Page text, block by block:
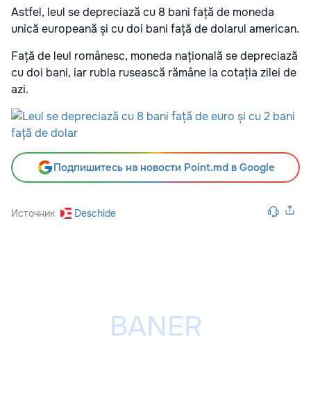
Astfel, leul se depreciază cu 8 bani față de moneda
unică europeană și cu doi bani față de dolarul american.
Față de leul românesc, moneda națională se depreciază
cu doi bani, iar rubla rusească rămâne la cotația zilei de
azi.
Подпишитесь на новости Point.md в Google
Источник Deschide